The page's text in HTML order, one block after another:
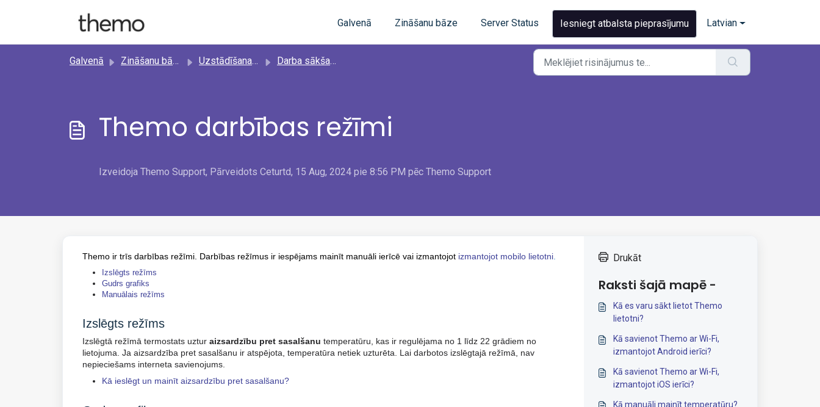
Galvenā
Zināšanu bāze Server Status Iesniegt atbalsta pieprasījumu Latvian
Galvenā Zināšanu bāze Uzstādīšana un iestatīšana Darba sākšana ar lietotni Themo
Themo darbības režīmi
Izveidoja Themo Support, Pārveidots Ceturtd, 15 Aug, 2024 pie 8:56 PM pēc Themo Support
Themo ir trīs darbības režīmi. Darbības režīmus ir iespējams mainīt manuāli ierīcē vai izmantojot izmantojot mobilo lietotni
Izslēgts režīms
Gudrs grafiks
Manuālais režīms
Izslēgts režīms
Izslēgtā režīmā termostats uztur aizsardzību pret sasalšanu temperatūru, kas ir regulējama no 1 līdz 22 grādiem no
lietojuma. Ja aizsardzība pret sasalšanu ir atspējota, temperatūra netiek uzturēta. Lai darbotos izslēgtajā režīmā, nav
nepieciešams interneta savienojums.
Kā ieslēgt un mainīt aizsardzību pret sasalšanu?
Drukāt
Raksti šajā mapē -
Kā es varu sākt lietot Themo
lietotni?
Kā savienot Themo ar Wi-Fi,
izmantojot Android ierīci?
Kā savienot Themo ar Wi-Fi,
izmantojot iOS ierīci?
Kā manuāli mainīt temperatūru?